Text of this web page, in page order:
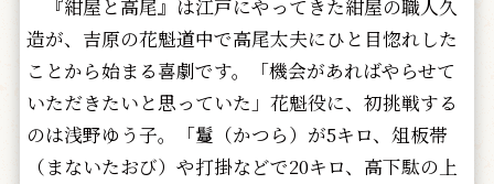
『紺屋と高尾』は江戸にやってきた紺屋の職人久
造が、吉原の花魁道中で高尾太夫にひと目惚れした
ことから始まる喜劇です。「機会があればやらせて
いただきたいと思っていた」花魁役に、初挑戦する
のは浅野ゆう子。「鬘（かつら）が5キロ、俎板帯
（まないたおび）や打掛などで20キロ、高下駄の上